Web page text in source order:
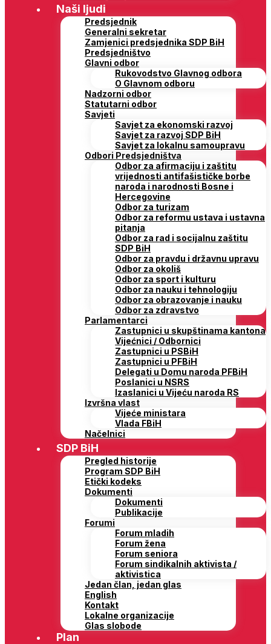
Naši ljudi
Predsjednik
Generalni sekretar
Zamjenici predsjednika SDP BiH
Predsjedništvo
Glavni odbor
Rukovodstvo Glavnog odbora
O Glavnom odboru
Nadzorni odbor
Statutarni odbor
Savjeti
Savjet za ekonomski razvoj
Savjet za razvoj SDP BiH
Savjet za lokalnu samoupravu
Odbori Predsjedništva
Odbor za afirmaciju i zaštitu
vrijednosti antifašističke borbe
naroda i narodnosti Bosne i
Hercegovine
Odbor za turizam
Odbor za reformu ustava i ustavna
pitanja
Odbor za rad i socijalnu zaštitu
SDP BiH
Odbor za pravdu i državnu upravu
Odbor za okoliš
Odbor za sport i kulturu
Odbor za nauku i tehnologiju
Odbor za obrazovanje i nauku
Odbor za zdravstvo
Parlamentarci
Zastupnici u skupštinama kantona
Vijećnici / Odbornici
Zastupnici u PSBiH
Zastupnici u PFBiH
Delegati u Domu naroda PFBiH
Poslanici u NSRS
Izaslanici u Vijeću naroda RS
Izvršna vlast
Vijeće ministara
Vlada FBiH
Načelnici
SDP BiH
Pregled historije
Program SDP BiH
Etički kodeks
Dokumenti
Dokumenti
Publikacije
Forumi
Forum mladih
Forum žena
Forum seniora
Forum sindikalnih aktivista /
aktivistica
Jedan član, jedan glas
English
Kontakt
Lokalne organizacije
Glas slobode
Plan